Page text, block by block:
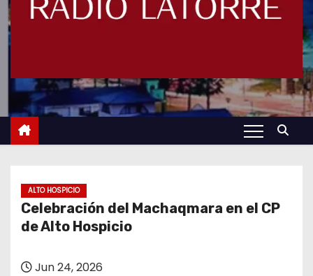
ALTO HOSPICIO
Celebración del Machaqmara en el CP
de Alto Hospicio
Jun 24, 2026